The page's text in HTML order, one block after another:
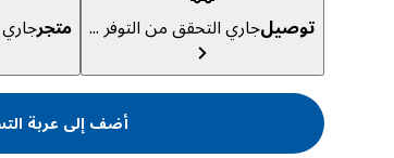
توصيلجاري التحقق من التوفر ... متجرجاري
أضف إلى عربة